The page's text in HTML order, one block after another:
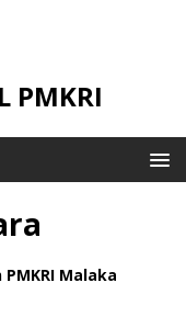
PMKRI
Malaka